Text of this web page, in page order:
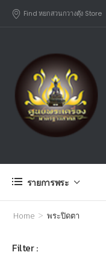
Find หยกสวนกวางตุัง Store
รายการพระ
Home > พระปิดตา
Filter :